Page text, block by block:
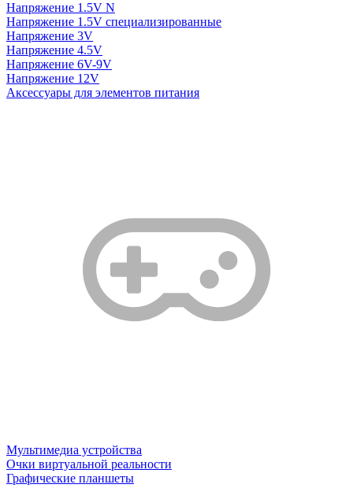
Напряжение 1.5V N
Напряжение 1.5V специализированные
Напряжение 3V
Напряжение 4.5V
Напряжение 6V-9V
Напряжение 12V
Аксессуары для элементов питания
Мультимедиа устройства
Очки виртуальной реальности
Графические планшеты